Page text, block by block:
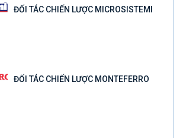
ĐỐI TÁC CHIẾN LƯỢC MICROSISTEMI
ĐỐI TÁC CHIẾN LƯỢC MONTEFERRO